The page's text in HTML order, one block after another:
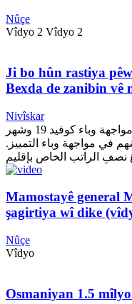
Nûçe
Vîdyo 2 Vîdyo 2
Ji bo hûn rastiya
Bexda de zanibin vê
Nivîskar
كَـرَمُ بغداد في رمضان في خِضَمِّ مواجهة وباء كوفيد 19 وشهر
في مواجهة وباء التمييز.
Mamostayê general
şagirtiya wî dike
Nûçe
Vîdyo
Osmaniyan 1.5